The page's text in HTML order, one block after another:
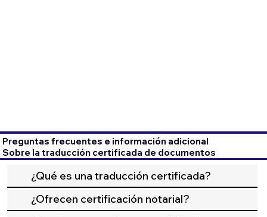
Preguntas frecuentes e información adicional
Sobre la traducción certificada de documentos
¿Qué es una traducción certificada?
¿Ofrecen certificación notarial?